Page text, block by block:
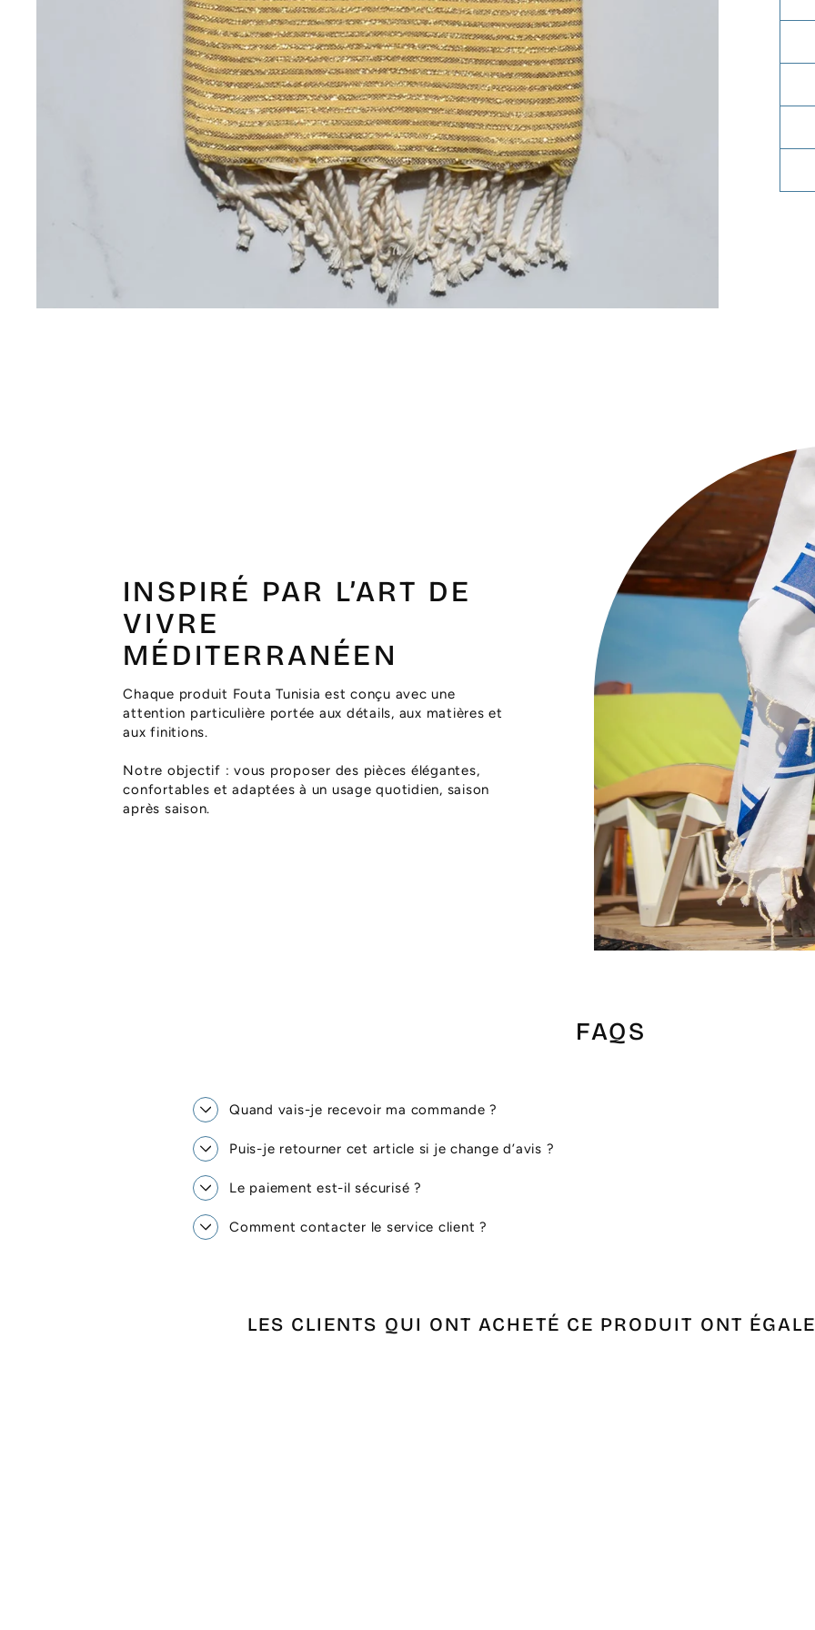
INSPIRÉ PAR L’ART DE
VIVRE
MÉDITERRANÉEN
Chaque produit Fouta Tunisia est conçu avec une
attention particulière portée aux détails, aux matières et
aux finitions.
Notre objectif : vous proposer des pièces élégantes,
confortables et adaptées à un usage quotidien, saison
après saison.
FAQS
Quand vais-je recevoir ma commande ?
Puis-je retourner cet article si je change d’avis ?
Le paiement est-il sécurisé ?
Comment contacter le service client ?
LES CLIENTS QUI ONT ACHETÉ CE PRODUIT ONT